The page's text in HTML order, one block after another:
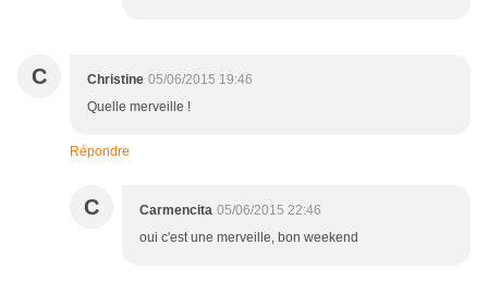
C Christine 05/06/2015 19:46
Quelle merveille !
Répondre
C Carmencita 05/06/2015 22:46
oui c'est une merveille, bon weekend